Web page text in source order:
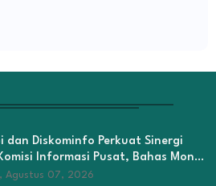
dan Diskominfo Perkuat Sinergi
Informasi Pusat, Bahas Monev
Komisioner
Agustus 07, 2026